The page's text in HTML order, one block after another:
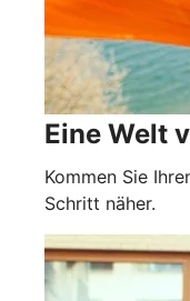
Eine Welt
Kommen Sie
Schritt näher.